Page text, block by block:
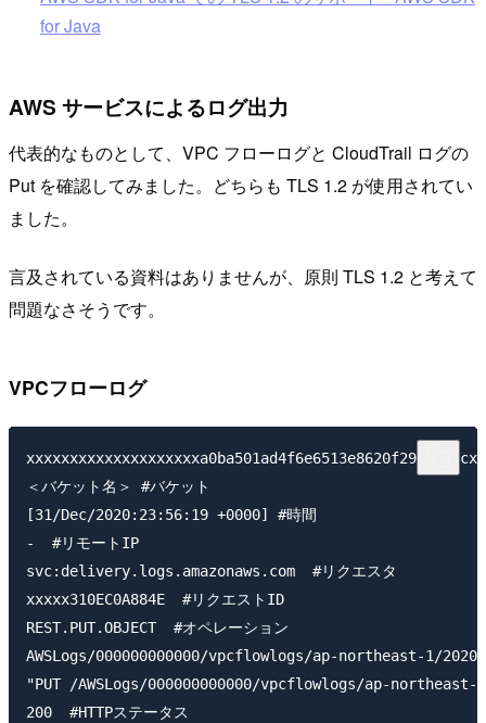
for Java
AWS サービスによるログ出力
代表的なものとして、VPC フローログと CloudTrail ログの
Put を確認してみました。どちらも TLS 1.2 が使用されてい
ました。
言及されている資料はありませんが、原則 TLS 1.2 と考えて
問題なさそうです。
VPCフローログ
＜バケット名＞ #バケット
[31/Dec/2020:23:56:19 +0000] #時間
-  #リモートIP
svc:delivery.logs.amazonaws.com  #リクエスタ
xxxxx310EC0A884E  #リクエストID
REST.PUT.OBJECT  #オペレーション
AWSLogs/000000000000/vpcflowlogs/ap-northeast-1/
"PUT /AWSLogs/000000000000/vpcflowlogs/ap-
200  #HTTPステータス